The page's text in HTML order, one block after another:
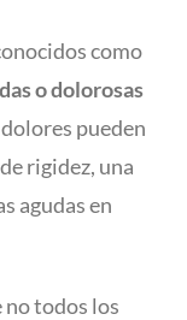
como
o dolorosas
pueden
rigidez, una
agudas en
todos los